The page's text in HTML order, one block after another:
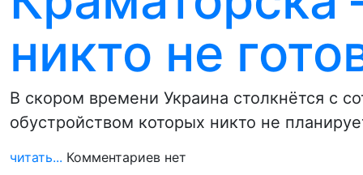
никто не
В скором времени Украина столкнётся с
обустройством которых никто не
читать... Комментариев нет